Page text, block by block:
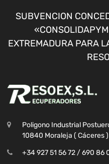
SUBVENCION
EXTREMADURA PARA
Poligono Industrial
10840 Moraleja ( Cáceres )
+34 927 51 56 72 / 690 86